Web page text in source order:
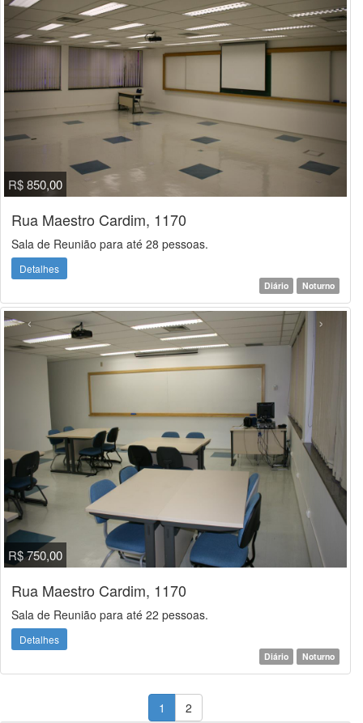
R$ 850,00
Rua Maestro Cardim, 1170
Sala de Reunião para até 28 pessoas.
Detalhes
Diário Noturno
R$ 750,00
‹ ›
Rua Maestro Cardim, 1170
Sala de Reunião para até 22 pessoas.
Detalhes
Diário Noturno
1
2